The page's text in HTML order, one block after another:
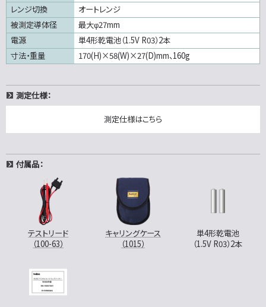
レンジ切換
オートレンジ
被測定導体径
最大φ27mm
電源
単4形乾電池（1.5V R03）2本
寸法・重量
170(H)×58(W)×27(D)mm、160g
測定仕様：
測定仕様はこちら
付属品：
テストリード
（100-63）
キャリングケース
（1015）
単4形乾電池
（1.5V R03）2本